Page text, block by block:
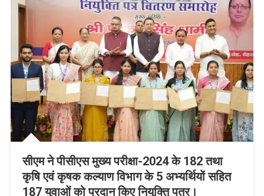
सीएम ने पीसीएस मुख्य परीक्षा-2024 के 182 तथा
कृषि एवं कृषक कल्याण विभाग के 5 अभ्यर्थियों सहित
187 युवाओं को प्रदान किए नियुक्ति पत्र।